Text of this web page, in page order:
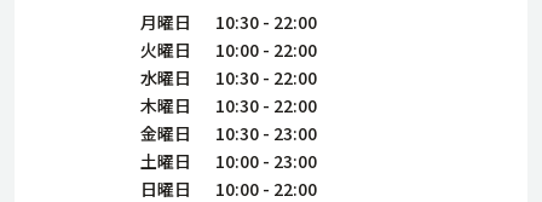
株主・投資家情報
サステナビリティ
月曜日 10:30 - 22:00
火曜日
10:00 - 22:00
水曜日
10:30 - 22:00
木曜日
10:30 - 22:00
金曜日
10:30 - 23:00
土曜日
10:00 - 23:00
日曜日
10:00 - 22:00